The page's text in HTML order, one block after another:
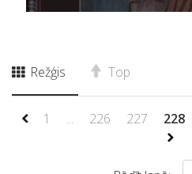
Režģis Top
1 ... 226 227 228